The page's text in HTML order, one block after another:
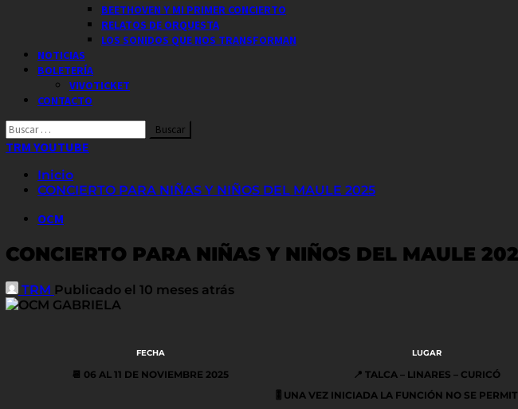
BEETHOVEN Y MI PRIMER CONCIERTO
RELATOS DE ORQUESTA
LOS SONIDOS QUE NOS TRANSFORMAN
NOTICIAS
BOLETERÍA
VIVOTICKET
CONTACTO
Buscar
por:
TRM YOUTUBE
Inicio
CONCIERTO PARA NIÑAS Y NIÑOS DEL MAULE 2025
OCM
CONCIERTO PARA NIÑAS Y NIÑOS DEL MAULE
TRM Publicado el 10 meses atrás
FECHA LUGAR
📆 06 AL 11 DE NOVIEMBRE 2025 📍 TALCA – LINARES – CURICÓ
🎚️ UNA VEZ INICIADA LA FUNCIÓN NO SE